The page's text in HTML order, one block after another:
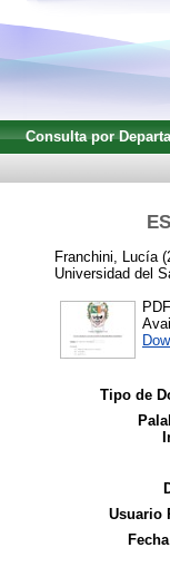
Consulta por
Franchini, Lucía
Universidad del
Tipo de
Usuario